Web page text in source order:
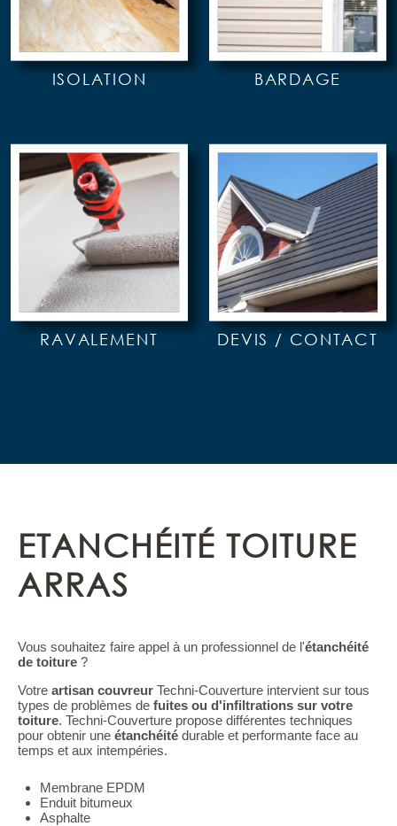
ISOLATION BARDAGE
RAVALEMENT DEVIS / CONTACT
ETANCHÉITÉ TOITURE
ARRAS
Vous souhaitez faire appel à un professionnel de l'étanchéité
de toiture ?
Votre artisan couvreur Techni-Couverture intervient sur tous
types de problèmes de fuites ou d'infiltrations sur votre
toiture. Techni-Couverture propose différentes techniques
pour obtenir une étanchéité durable et performante face au
temps et aux intempéries.
Membrane EPDM
Enduit bitumeux
Asphalte